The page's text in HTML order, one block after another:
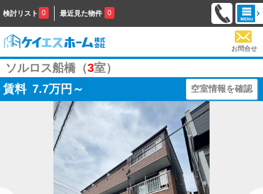
検討リスト 0 最近見た物件 0
お問合せ
ソルロス船橋（3室）
賃料 7.7万円～ 空室情報を確認